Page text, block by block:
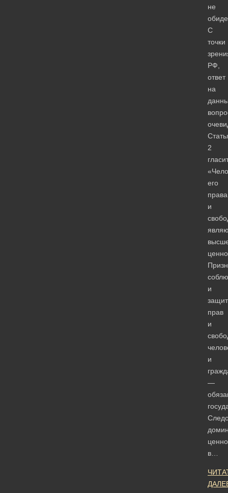
не
С
точки
РФ,
ответ
на
2
его
права
и
и
прав
и
и
—
в…